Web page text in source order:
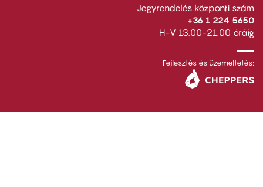
Jegyrendelés központi szám
+36 1 224 5650
H-V 13.00-21.00 óráig
Fejlesztés és üzemeltetés: